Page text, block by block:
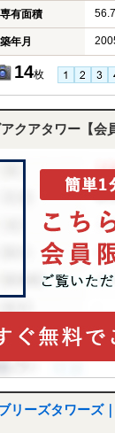
専有面積
築年月
14枚
クアタワー【会
ーズタワーズ